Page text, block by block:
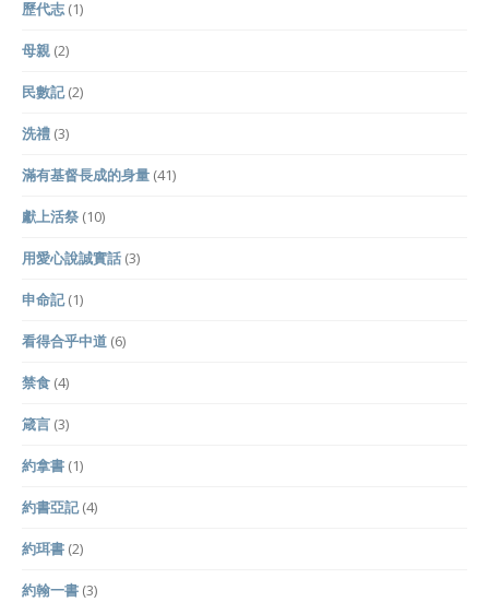
歷代志 (1)
母親 (2)
民數記(2)
洗禮 (3)
滿有基督長成的身量 (41)
獻上活祭 (10)
用愛心說誠實話 (3)
申命記(1)
看得合乎中道 (6)
禁食 (4)
箴言 (3)
約拿書 (1)
約書亞記(4)
約珥書 (2)
約翰一書 (3)